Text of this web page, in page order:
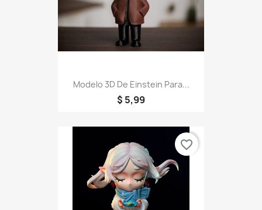
Modelo 3D De Einstein Para...
$ 5,99
favorite_border